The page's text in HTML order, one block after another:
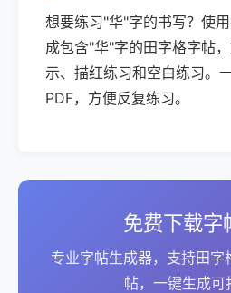
想要练习"华"字的书写？使
成包含"华"字的田字格字帖
示、描红练习和空白练习。
PDF，方便反复练习。
免费下载字
专业字帖生成器，支持田字
帖，一键生成可